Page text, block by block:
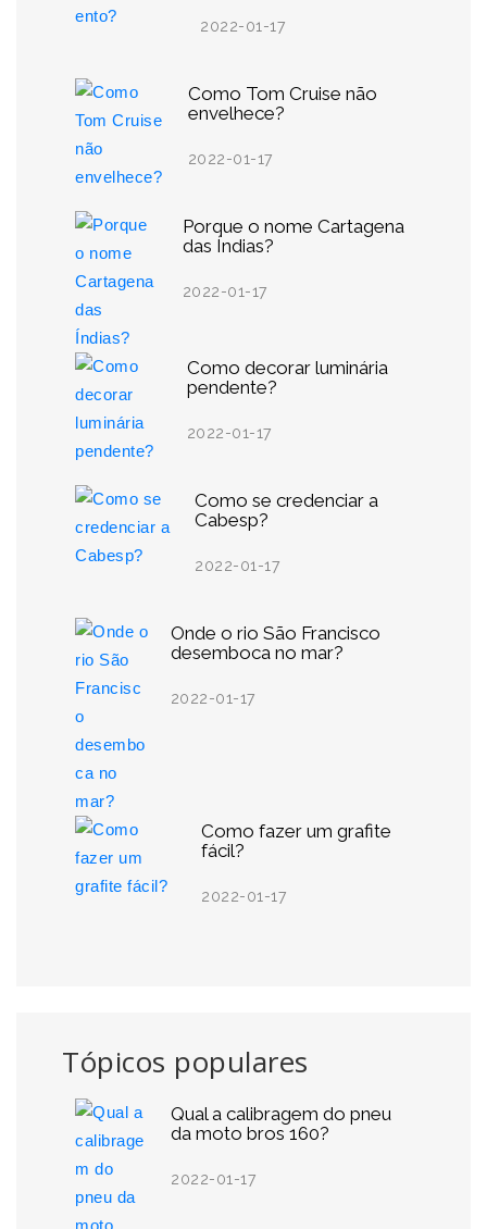
2022-01-17
Como Tom Cruise não
envelhece?
2022-01-17
Porque o nome Cartagena
das Índias?
2022-01-17
Como decorar luminária
pendente?
2022-01-17
Como se credenciar a
Cabesp?
2022-01-17
Onde o rio São Francisco
desemboca no mar?
2022-01-17
Como fazer um grafite
fácil?
2022-01-17
Tópicos populares
Qual a calibragem do pneu
da moto bros 160?
2022-01-17